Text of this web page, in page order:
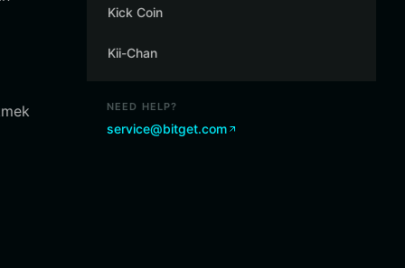
Kick Coin
Kii-Chan
NEED HELP?
service@bitget.com